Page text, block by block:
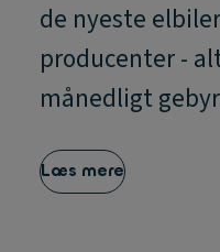
de nyeste
producenter -
månedligt
Læs mere